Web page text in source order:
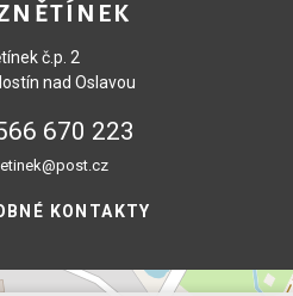
č.p. 2
nad Oslavou
670 223
KONTAKTY